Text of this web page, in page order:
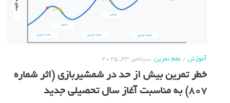
آموزش/علم تمرین سپتامبر 23, 2025
خطر تمرین بیش از حد در شمشیربازی (اثر شماره
807) به مناسبت آغاز سال تحصیلی جدید